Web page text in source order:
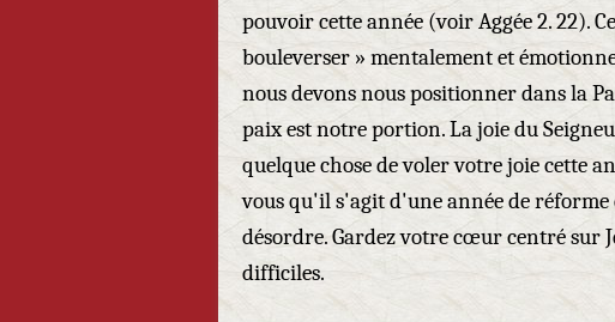
pouvoir cette année (voir Aggée 2. 22).
bouleverser » mentalement et
nous devons nous positionner dans la
paix est notre portion. La joie du
quelque chose de voler votre joie cette
vous qu'il s'agit d'une année de
désordre. Gardez votre cœur centré sur
difficiles.